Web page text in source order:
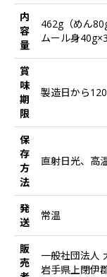
内
容
量
462g（めん
ムール身40g×3
賞
味
期
限
製造日から
保
存
方
法
直射日光、高
発
送
常温
販
売
一般社団法人
岩手県上閉伊